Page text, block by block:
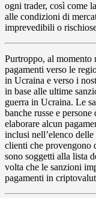
ogni trader, così come
alle condizioni di
imprevedibili o
Purtroppo, al momento
pagamenti verso le
in Ucraina e verso i
in base alle ultime
guerra in Ucraina. Le
banche russe e
elaborare alcun
inclusi nell’elenco
clienti che provengono
sono soggetti alla lista
volta che le sanzioni
pagamenti in